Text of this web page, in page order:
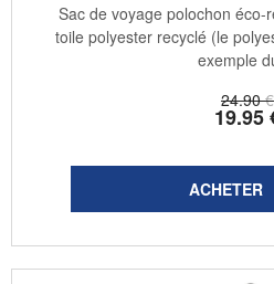
24.90 €
19.95
Sac de voyage polochon éco-
toile polyester recyclé (le
exemple